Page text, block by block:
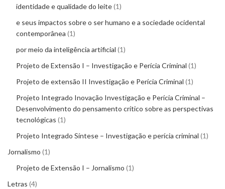
identidade e qualidade do leite 1
e seus impactos sobre o ser humano e a sociedade ocidental
contemporânea 1
por meio da inteligência artificial 1
Projeto de Extensão I – Investigação e Perícia Criminal 1
Projeto de extensão II Investigação e Perícia Criminal 1
Projeto Integrado Inovação Investigação e Perícia Criminal –
Desenvolvimento do pensamento crítico sobre as perspectivas
tecnológicas 1
Projeto Integrado Síntese – Investigação e perícia criminal 1
Jornalismo 1
Projeto de Extensão I – Jornalismo 1
Letras 4